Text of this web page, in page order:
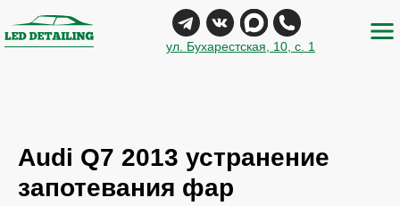
ул. Бухарестская, 10, с. 1
Audi Q7 2013 устранение
запотевания фар